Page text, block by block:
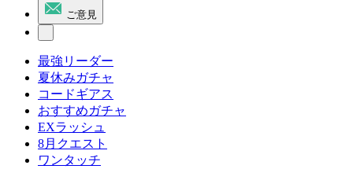
ご意見
最強リーダー
夏休みガチャ
コードギアス
おすすめガチャ
EXラッシュ
8月クエスト
ワンタッチ